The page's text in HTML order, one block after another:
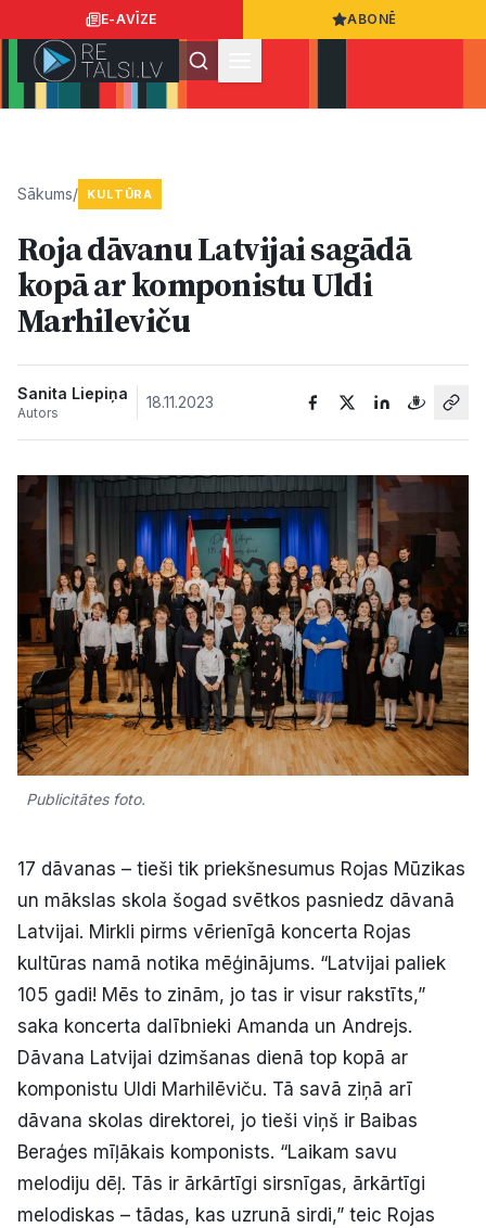
E-AVĪZE ABONĒ
Ziņas
Sabiedrība
Kultūra
Bizness
Video
Vieta
Pasākumi
Reklāma
Politiskā reklāma
Par mums
Kontakti
Ziņo redakcijai
Sākums/ KULTŪRA
Roja dāvanu Latvijai sagādā
kopā ar komponistu Uldi
Marhileviču
Sanita Liepiņa
Autors
18.11.2023
Publicitātes foto.
17 dāvanas – tieši tik priekšnesumus Rojas Mūzikas
un mākslas skola šogad svētkos pasniedz dāvanā
Latvijai. Mirkli pirms vērienīgā koncerta Rojas
kultūras namā notika mēģinājums. “Latvijai paliek
105 gadi! Mēs to zinām, jo tas ir visur rakstīts,”
saka koncerta dalībnieki Amanda un Andrejs.
Dāvana Latvijai dzimšanas dienā top kopā ar
komponistu Uldi Marhilēviču. Tā savā ziņā arī
dāvana skolas direktorei, jo tieši viņš ir Baibas
Beraģes mīļākais komponists. “Laikam savu
melodiju dēļ. Tās ir ārkārtīgi sirsnīgas, ārkārtīgi
melodiskas – tādas, kas uzrunā sirdi,” teic Rojas